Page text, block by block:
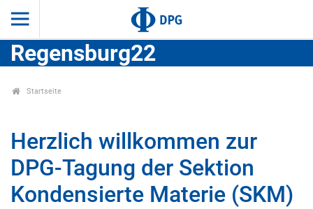
Regensburg22
Startseite
Herzlich willkommen zur
DPG-Tagung der Sektion
Kondensierte Materie (SKM)